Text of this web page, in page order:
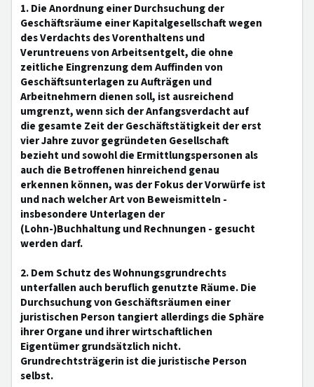
1. Die Anordnung einer Durchsuchung der
Geschäftsräume einer Kapitalgesellschaft wegen
des Verdachts des Vorenthaltens und
Veruntreuens von Arbeitsentgelt, die ohne
zeitliche Eingrenzung dem Auffinden von
Geschäftsunterlagen zu Aufträgen und
Arbeitnehmern dienen soll, ist ausreichend
umgrenzt, wenn sich der Anfangsverdacht auf
die gesamte Zeit der Geschäftstätigkeit der erst
vier Jahre zuvor gegründeten Gesellschaft
bezieht und sowohl die Ermittlungspersonen als
auch die Betroffenen hinreichend genau
erkennen können, was der Fokus der Vorwürfe ist
und nach welcher Art von Beweismitteln -
insbesondere Unterlagen der
(Lohn-)Buchhaltung und Rechnungen - gesucht
werden darf.
2. Dem Schutz des Wohnungsgrundrechts
unterfallen auch beruflich genutzte Räume. Die
Durchsuchung von Geschäftsräumen einer
juristischen Person tangiert allerdings die Sphäre
ihrer Organe und ihrer wirtschaftlichen
Eigentümer grundsätzlich nicht.
Grundrechtsträgerin ist die juristische Person
selbst.